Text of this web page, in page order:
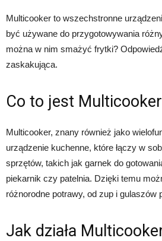
Multicooker to wszechstronne
być używane do przygotowywania
można w nim smażyć frytki?
zaskakująca.
Co to jest
Multicooker, znany również jako
urządzenie kuchenne, które łączy w
sprzętów, takich jak garnek do
piekarnik czy patelnia. Dzięki temu
różnorodne potrawy, od zup i gulaszów
Jak działa